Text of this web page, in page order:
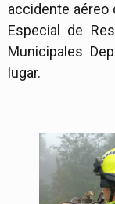
accidente aéreo
Especial de
Municipales
lugar.